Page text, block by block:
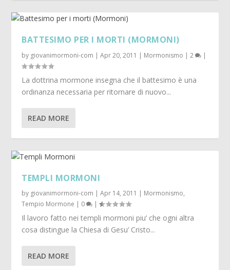
BATTESIMO PER I MORTI (MORMONI)
by giovanimormoni-com |Apr 20, 2011 | Mormonismo |2 |
La dottrina mormone insegna che il battesimo è una
ordinanza necessaria per ritornare di nuovo...
READ MORE
TEMPLI MORMONI
by giovanimormoni-com |Apr 14, 2011 | Mormonismo,
Tempio Mormone | 0 |
Il lavoro fatto nei templi mormoni piu’ che ogni altra
cosa distingue la Chiesa di Gesu’ Cristo...
READ MORE